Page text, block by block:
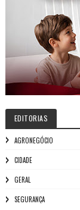
EDITORIAS
AGRONEGÓCIO
CIDADE
GERAL
SEGURANÇA